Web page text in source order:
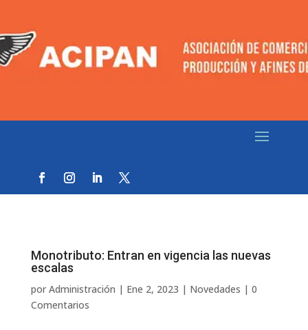
Monotributo: Entran en vigencia las nuevas
escalas
por Administración | Ene 2, 2023 | Novedades | 0
Comentarios